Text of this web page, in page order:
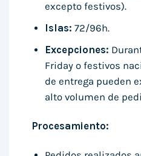
excepto festivos).
Islas: 72/96h.
Excepciones:
Friday o festivos
de entrega pueden
alto volumen de
Procesamiento: